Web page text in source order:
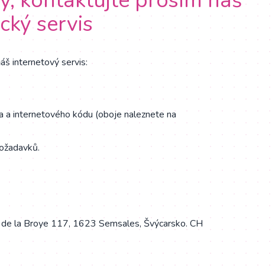
servis
internetový servis:
a internetového kódu (oboje naleznete na
la Broye 117, 1623 Semsales, Švýcarsko. CH